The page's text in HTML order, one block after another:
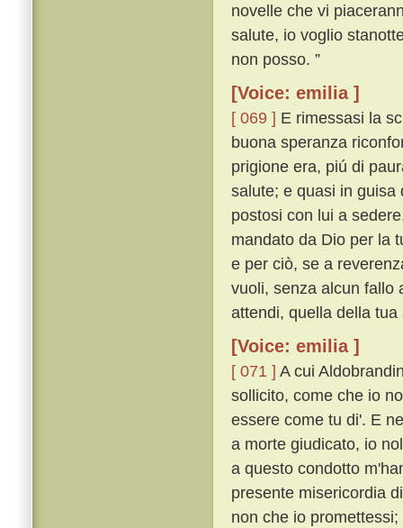
novelle che vi
salute, io voglio
non posso. ”
[Voice: emilia ]
[ 069 ] E rimessasi la
buona speranza
prigione era, piú di
salute; e quasi in guisa
postosi con lui a
mandato da Dio per la
e per ciò, se a
vuoli, senza alcun fallo
attendi, quella della tua
[Voice: emilia ]
[ 071 ] A cui
sollicito, come che io
essere come tu di'. E
a morte giudicato, io
a questo condotto
presente misericordia
non che io